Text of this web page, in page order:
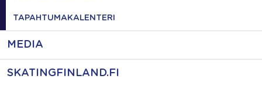
TAPAHTUMAKALENTERI
MEDIA
SKATINGFINLAND.FI